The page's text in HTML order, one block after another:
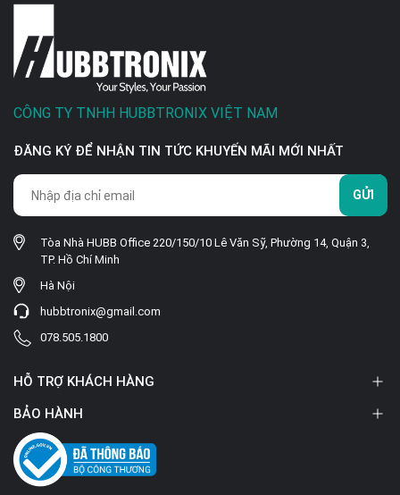
CÔNG TY TNHH HUBBTRONIX VIỆT NAM
ĐĂNG KÝ ĐỂ NHẬN TIN TỨC KHUYẾN MÃI MỚI NHẤT
GỬI
Tòa Nhà HUBB Office 220/150/10 Lê Văn Sỹ, Phường 14, Quận 3,
TP. Hồ Chí Minh
Hà Nội
hubbtronix@gmail.com
078.505.1800
HỖ TRỢ KHÁCH HÀNG
BẢO HÀNH